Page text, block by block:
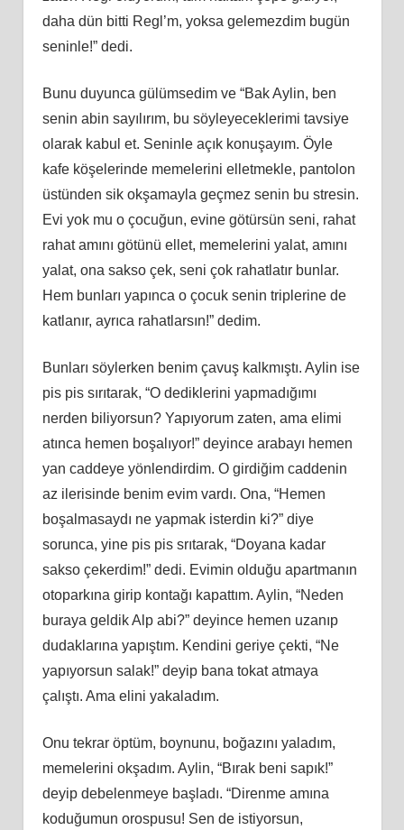
daha dün bitti Regl’m, yoksa gelemezdim bugün
seninle!” dedi.
Bunu duyunca gülümsedim ve “Bak Aylin, ben
senin abin sayılırım, bu söyleyeceklerimi tavsiye
olarak kabul et. Seninle açık konuşayım. Öyle
kafe köşelerinde memelerini elletmekle, pantolon
üstünden sik okşamayla geçmez senin bu stresin.
Evi yok mu o çocuğun, evine götürsün seni, rahat
rahat amını götünü ellet, memelerini yalat, amını
yalat, ona sakso çek, seni çok rahatlatır bunlar.
Hem bunları yapınca o çocuk senin triplerine de
katlanır, ayrıca rahatlarsın!” dedim.
Bunları söylerken benim çavuş kalkmıştı. Aylin ise
pis pis sırıtarak, “O dediklerini yapmadığımı
nerden biliyorsun? Yapıyorum zaten, ama elimi
atınca hemen boşalıyor!” deyince arabayı hemen
yan caddeye yönlendirdim. O girdiğim caddenin
az ilerisinde benim evim vardı. Ona, “Hemen
boşalmasaydı ne yapmak isterdin ki?” diye
sorunca, yine pis pis srıtarak, “Doyana kadar
sakso çekerdim!” dedi. Evimin olduğu apartmanın
otoparkına girip kontağı kapattım. Aylin, “Neden
buraya geldik Alp abi?” deyince hemen uzanıp
dudaklarına yapıştım. Kendini geriye çekti, “Ne
yapıyorsun salak!” deyip bana tokat atmaya
çalıştı. Ama elini yakaladım.
Onu tekrar öptüm, boynunu, boğazını yaladım,
memelerini okşadım. Aylin, “Bırak beni sapık!”
deyip debelenmeye başladı. “Direnme amına
koduğumun orospusu! Sen de istiyorsun,